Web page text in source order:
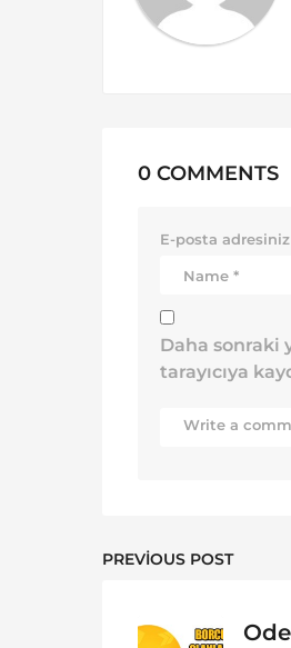
o
0 COMMENTS
E-posta
Daha sonraki
tarayıcıya
PREVIOUS POST